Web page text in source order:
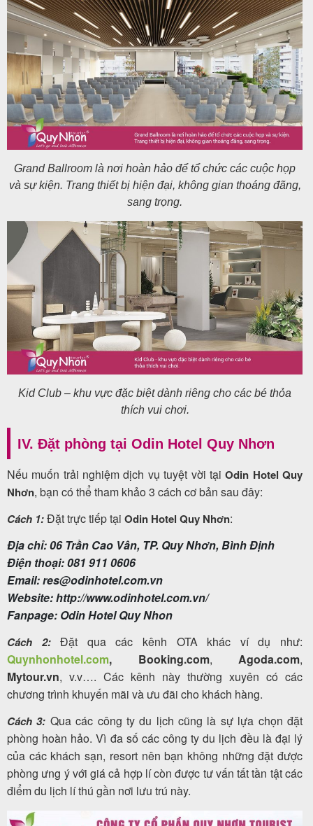
Grand Ballroom là nơi hoàn hảo để tổ chức các cuộc họp
và sự kiện. Trang thiết bị hiện đại, không gian thoáng đãng,
sang trọng.
Kid Club – khu vực đặc biệt dành riêng cho các bé thỏa
thích vui chơi.
IV. Đặt phòng tại Odin Hotel Quy Nhơn
Nếu muốn trải nghiệm dịch vụ tuyệt vời tạiOdin Hotel Quy
Nhơn, bạn có thể tham khảo 3 cách cơ bản sau đây:
Cách 1:Đặt trực tiếp tại Odin Hotel Quy Nhơn:
Địa chỉ: 06 Trần Cao Vân, TP. Quy Nhơn, Bình Định
Điện thoại: 081 911 0606
Email: res@odinhotel.com.vn
Website: http://www.odinhotel.com.vn/
Fanpage: Odin Hotel Quy Nhon
Cách 2:Đặt qua các kênh OTA khác ví dụ như:
Quynhonhotel.com, Booking.com, Agoda.com,
Mytour.vn, v.v…. Các kênh này thường xuyên có các
chương trình khuyến mãi và ưu đãi cho khách hàng.
Cách 3: Qua các công ty du lịch cũng là sự lựa chọn đặt
phòng hoàn hảo. Vì đa số các công ty du lịch đều là đại lý
của các khách sạn, resort nên bạn không những đặt được
phòng ưng ý với giá cả hợp lí còn được tư vấn tất tần tật các
điểm du lịch lí thú gần nơi lưu trú này.